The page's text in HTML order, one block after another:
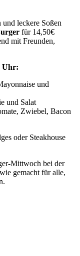
und leckere Soßen
für 14,50€
mit Freunden,
Uhr:
und
und Salat
Zwiebel, Bacon
oder Steakhouse
Mittwoch bei der
gemacht für alle,